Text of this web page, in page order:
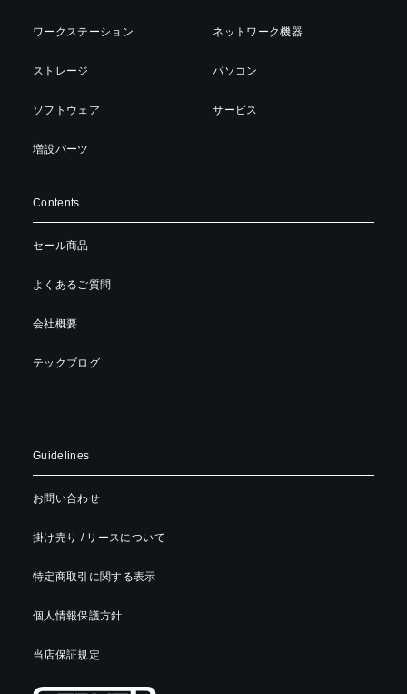
ワークステーション
ストレージ
ソフトウェア
増設パーツ
ネットワーク機器
パソコン
サービス
Contents
セール商品
よくあるご質問
会社概要
テックブログ
Guidelines
お問い合わせ
掛け売り / リースについて
特定商取引に関する表示
個人情報保護方針
当店保証規定